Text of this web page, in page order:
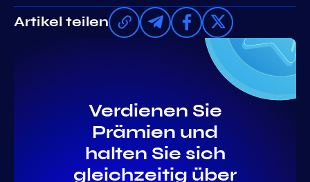
Artikel teilen
Verdienen Sie
Prämien und
halten Sie sich
gleichzeitig über